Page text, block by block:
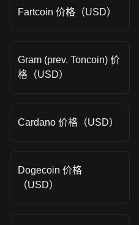
Fartcoin 价格（USD）
Gram (prev. Toncoin) 价
格（USD）
Cardano 价格（USD）
Dogecoin 价格
（USD）